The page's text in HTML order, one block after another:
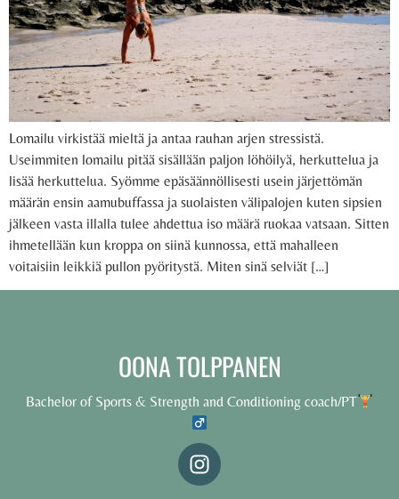
Lomailu virkistää mieltä ja antaa rauhan arjen stressistä.
Useimmiten lomailu pitää sisällään paljon löhöilyä, herkuttelua ja
lisää herkuttelua. Syömme epäsäännöllisesti usein järjettömän
määrän ensin aamubuffassa ja suolaisten välipalojen kuten sipsien
jälkeen vasta illalla tulee ahdettua iso määrä ruokaa vatsaan. Sitten
ihmetellään kun kroppa on siinä kunnossa, että mahalleen
voitaisiin leikkiä pullon pyöritystä. Miten sinä selviät […]
OONA TOLPPANEN
Bachelor of Sports & Strength and Conditioning coach/PT